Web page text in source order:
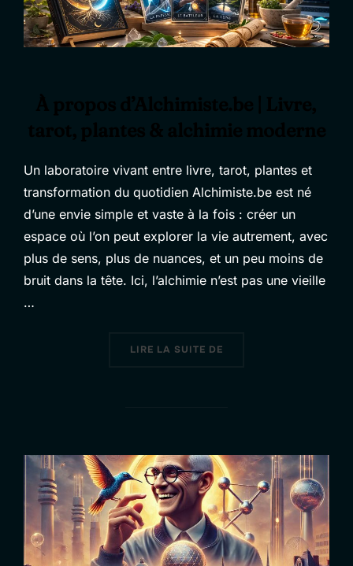
Un laboratoire vivant entre livre, tarot, plantes et
transformation du quotidien Alchimiste.be est né
d’une envie simple et vaste à la fois : créer un
espace où l’on peut explorer la vie autrement, avec
plus de sens, plus de nuances, et un peu moins de
bruit dans la tête. Ici, l’alchimie n’est pas une vieille
…
LIRE LA SUITE DE